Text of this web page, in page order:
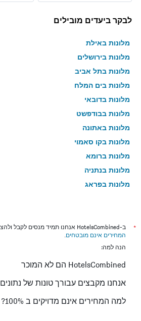
לבקר ביעדים מובילים
מלונות באילת
מלונות בירושלים
מלונות בתל אביב
מלונות בים המלח
מלונות בדובאי
מלונות בבודפשט
מלונות באתונה
מלונות בקו סאמוי
מלונות ברומא
מלונות בנתניה
מלונות בפראג
מלונות בניו יורק
מלונות בבנגקוק
מלונות בבוקרשט
מלונות בפאפוס
מלונות בלימסול
*
ב-HotelsCombined אנחנו תמיד מנסים לקבל ולהציג תמחור מדויק, עם זאת,
המחירים אינם מובטחים.
הנה למה:
HotelsCombined הם לא המוכר
אנחנו מקבצים עבורך טונות של נתונים
למה המחירים אינם מדויקים ב 100%?